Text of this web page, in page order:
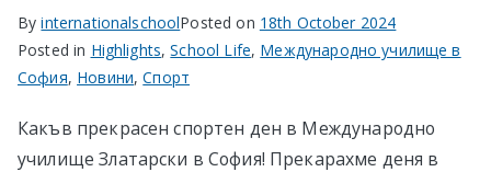
ByinternationalschoolPosted on 18th October 2024
Posted in Highlights,School Life, Международно училище в
София, Новини,Спорт
Какъв прекрасен спортен ден в Международно
училище Златарски в София! Прекарахме деня в